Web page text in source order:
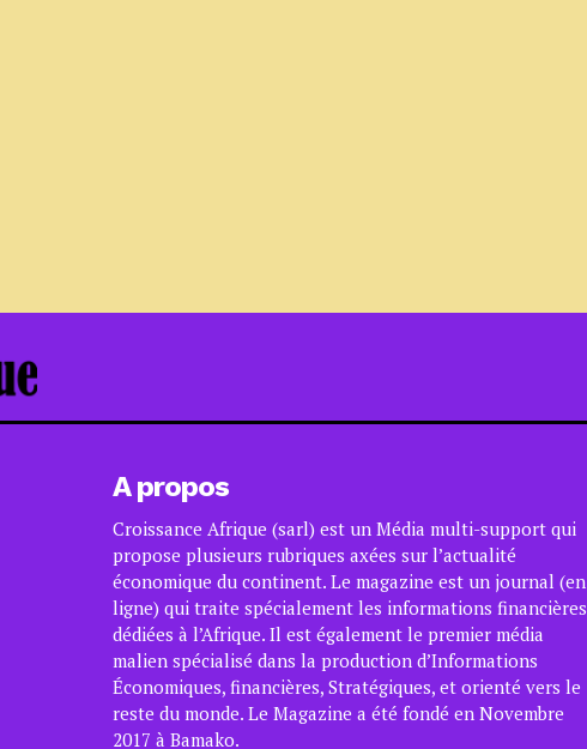
A propos
Croissance Afrique (sarl) est un Média multi-support qui
propose plusieurs rubriques axées sur l’actualité
économique du continent. Le magazine est un journal (en
ligne) qui traite spécialement les informations financières
dédiées à l’Afrique. Il est également le premier média
malien spécialisé dans la production d’Informations
Économiques, financières, Stratégiques, et orienté vers le
reste du monde. Le Magazine a été fondé en Novembre
2017 à Bamako.